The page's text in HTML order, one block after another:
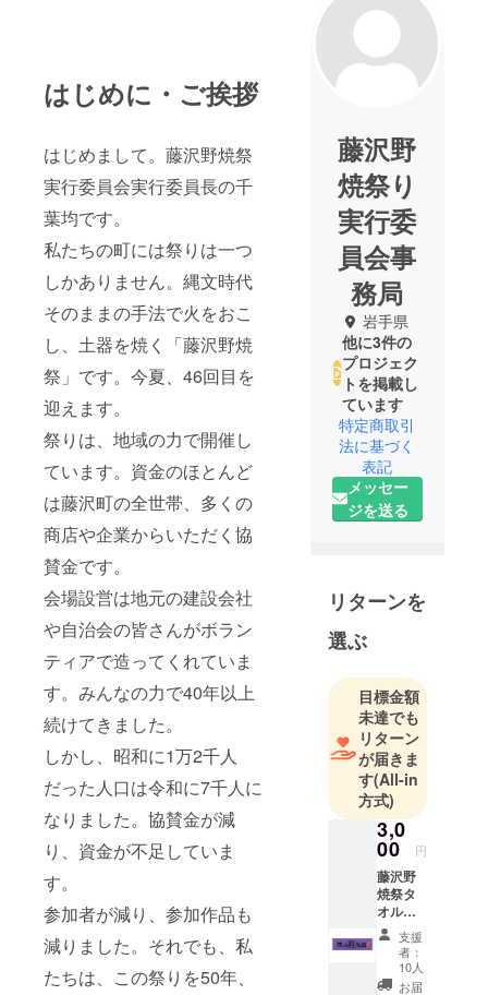
はじめに・ご挨拶
はじめまして。藤沢野焼祭
実行委員会実行委員長の千
葉均です。
私たちの町には祭りは一つ
しかありません。縄文時代
そのままの手法で火をおこ
し、土器を焼く「藤沢野焼
祭」です。今夏、46回目を
迎えます。
祭りは、地域の力で開催し
ています。資金のほとんど
は藤沢町の全世帯、多くの
商店や企業からいただく協
賛金です。
会場設営は地元の建設会社
や自治会の皆さんがボラン
ティアで造ってくれていま
す。みんなの力で40年以上
続けてきました。
しかし、昭和に1万2千人
だった人口は令和に7千人に
なりました。協賛金が減
り、資金が不足していま
す。
参加者が減り、参加作品も
減りました。それでも、私
たちは、この祭りを50年、
藤沢野
焼祭り
実行委
員会事
務局
岩手県
他に3件の
プロジェク
トを掲載し
ています
特定商取引
法に基づく
表記
メッセー
ジを送る
リターンを
選ぶ
目標金額
未達でも
リターン
が届きま
す(All-in
方式)
3,0
00 円
藤沢野
焼祭タ
オル
（2023
大会
ver）
色：紫
支援
者：
10人
お届